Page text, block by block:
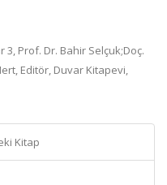
3, Prof. Dr. Bahir Selçuk;Doç.
Editör, Duvar Kitapevi,
Kitap